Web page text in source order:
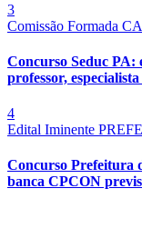
3
Comissão Formada
Concurso Seduc PA:
professor,
4
Edital Iminente
Concurso Prefeitura
banca CPCON